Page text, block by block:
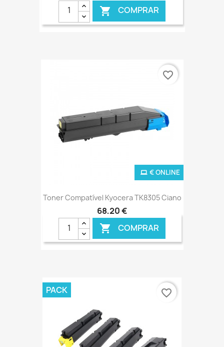
 COMPRAR
Toner Compatível Kyocera TK8305 Ciano
68,20 €
 COMPRAR
€ ONLINE
favorite_border
PACK favorite_border